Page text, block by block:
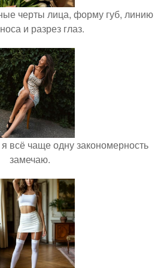
черты лица, форму губ, линию
и разрез глаз.
всё чаще одну закономерность
замечаю.